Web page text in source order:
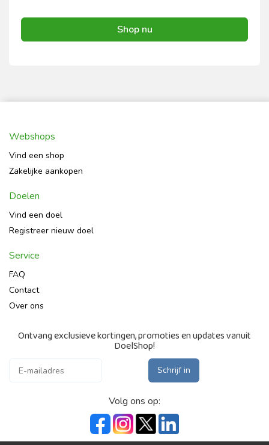
Shop nu
Webshops
Vind een shop
Zakelijke aankopen
Doelen
Vind een doel
Registreer nieuw doel
Service
FAQ
Contact
Over ons
Ontvang exclusieve kortingen, promoties en updates vanuit
DoelShop!
Schrijf in
Volg ons op: